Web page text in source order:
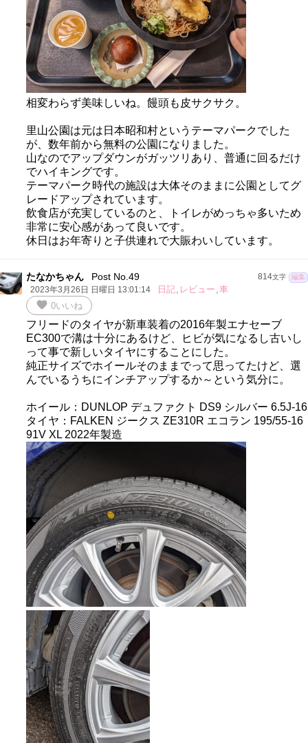
相変わらず美味しいね。饅頭も皮サクサク。
里山公園は元は日本昭和村というテーマパークでした
が、数年前から無料の公園になりました。
山なのでアップダウンがガッツリあり、普通に回るだけ
でハイキングです。
テーマパーク時代の施設は大体そのままに公園としてグ
レードアップされています。
飲食店が充実しているのと、トイレがめっちゃ多いため
非常に安心感があって良いです。
休日はお年寄りと子供連れで大賑わいしています。
814文字 編集
たなかちゃん Post No.49
2023年3月26日 日曜日 13:01:14 日記, レビュー ,車
favorite 0いいね
フリードのタイヤが新車装着の2016年製エナセーブ
EC300で溝は十分にあるけど、ヒビが気になるし古いし
って事で新しいタイヤにすることにした。
純正サイズでホイールそのままでって思ってたけど、選
んでいるうちにインチアップするか～という気分に。
ホイール：DUNLOP デュファクト DS9 シルバー 6.5J-16
タイヤ：FALKEN ジークス ZE310R エコラン 195/55-16
91V XL 2022年製造